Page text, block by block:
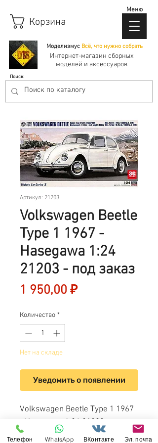
Моделизмус Всё, что нужно собрать
Корзина
Интернет-магазин сборных
моделей и аксессуаров
Поиск:
Меню
Артикул: 21203
Volkswagen Beetle
Type 1 1967 -
Hasegawa 1:24
21203 - под заказ
1 950,00 ₽Цена
Количество *
Нет на складе
Уведомить о появлении
Volkswagen Beetle Type 1 1967
- Hasegawa 1:24 21203 - под
заказ
Телефон WhatsApp ВКонтакте Эл. почта